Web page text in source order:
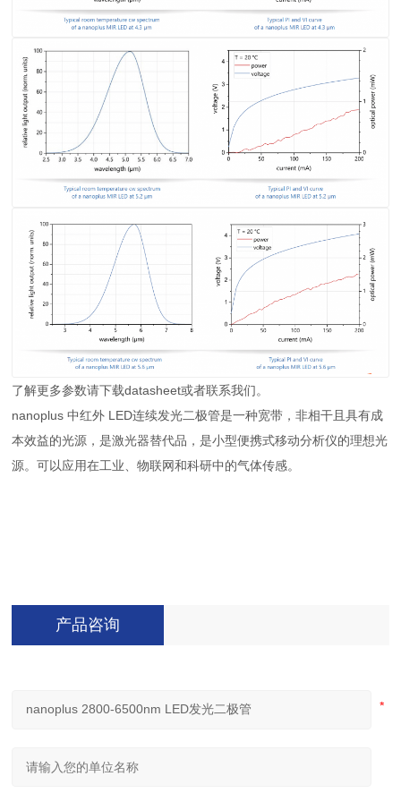
了解更多参数请下载datasheet或者联系我们。
nanoplus 中红外 LED连续发光二极管是一种宽带，非相干且具有成
本效益的光源，是激光器替代品，是小型便携式移动分析仪的理想光
源。可以应用在工业、物联网和科研中的气体传感。
产品咨询